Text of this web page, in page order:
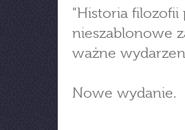
"Historia filozofii
nieszablonowe
ważne
Nowe wydanie.